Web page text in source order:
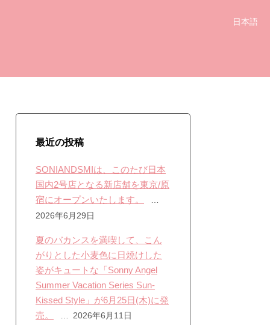
日本語
最近の投稿
SONIANDSMIは、このたび日本
国内2号店となる新店舗を東京/原
宿にオープンいたします。
2026年6月29日
夏のバカンスを満喫して、こん
がりとした小麦色に日焼けした
姿がキュートな「Sonny Angel
Summer Vacation Series Sun-
Kissed Style」が6月25日(木)に発
売。
2026年6月11日